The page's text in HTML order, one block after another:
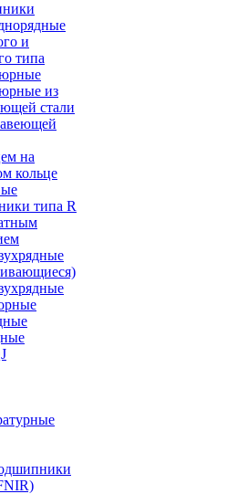
и
типа
из
стали
на
кольце
типа R